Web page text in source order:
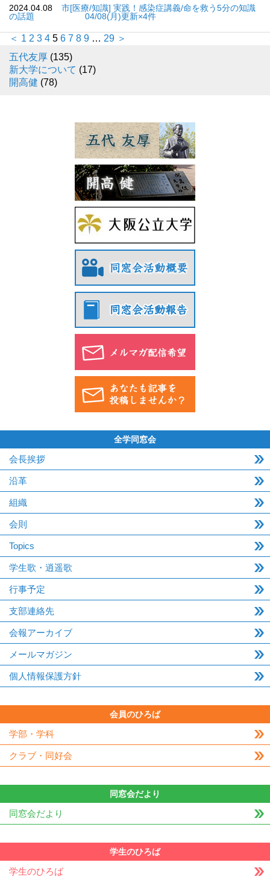
2024.04.08
市[医療/知識] 実践！感染症講義/命を救う5分の知識
の話題 04/08(月)更新×4件
＜ 1 2 3 4 5 6 7 8 9 … 29 ＞
五代友厚 (135)
新大学について (17)
開高健 (78)
全学同窓会
会長挨拶
沿革
組織
会則
Topics
学生歌・逍遥歌
行事予定
支部連絡先
会報アーカイブ
メールマガジン
個人情報保護方針
会員のひろば
学部・学科
クラブ・同好会
同窓会だより
同窓会だより
学生のひろば
学生のひろば